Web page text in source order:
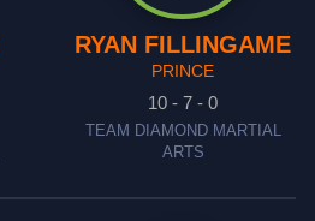
RYAN FILLINGAME
PRINCE
10 - 7 - 0
TEAM DIAMOND MARTIAL
ARTS